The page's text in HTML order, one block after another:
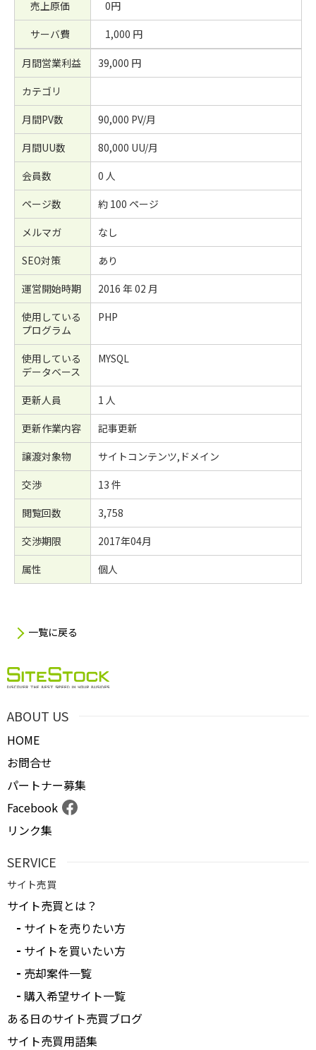
売上原価
0円
サーバ費
1,000 円
月間営業利益
39,000 円
カテゴリ
月間PV数
90,000 PV/月
月間UU数
80,000 UU/月
会員数
0 人
ページ数
約 100 ページ
メルマガ
なし
SEO対策
あり
運営開始時期
2016 年 02 月
使用している
プログラム
PHP
使用している
データベース
MYSQL
更新人員
1 人
更新作業内容
記事更新
譲渡対象物
サイトコンテンツ,ドメイン
交渉
13 件
閲覧回数
3,758
交渉期限
2017年04月
属性
個人
一覧に戻る
ABOUT US
HOME
お問合せ
パートナー募集
Facebook
リンク集
SERVICE
サイト売買
サイト売買とは？
サイトを売りたい方
サイトを買いたい方
売却案件一覧
購入希望サイト一覧
ある日のサイト売買ブログ
サイト売買用語集